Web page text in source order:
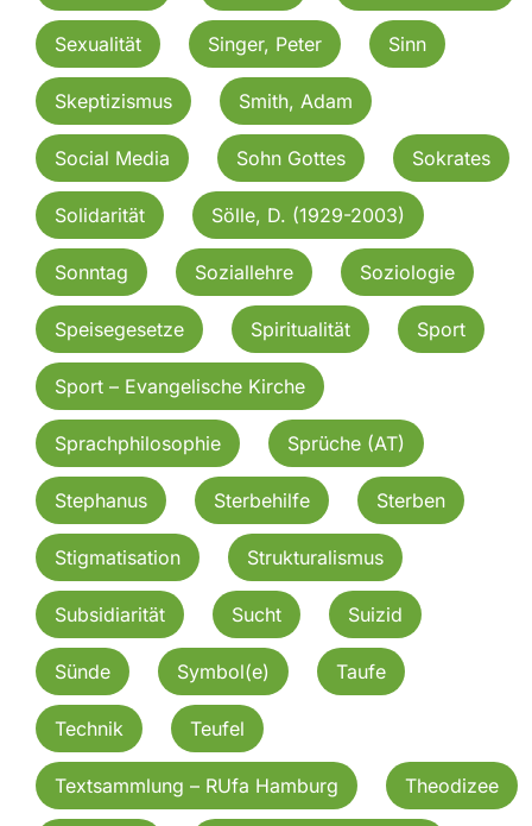
Sexualität Singer, Peter Sinn
Skeptizismus Smith, Adam
Social Media Sohn Gottes Sokrates
Solidarität Sölle, D. (1929-2003)
Sonntag Soziallehre Soziologie
Speisegesetze Spiritualität Sport
Sport – Evangelische Kirche
Sprachphilosophie Sprüche (AT)
Stephanus Sterbehilfe Sterben
Stigmatisation Strukturalismus
Subsidiarität Sucht Suizid
Sünde Symbol(e) Taufe
Technik Teufel
Textsammlung – RUfa Hamburg Theodizee